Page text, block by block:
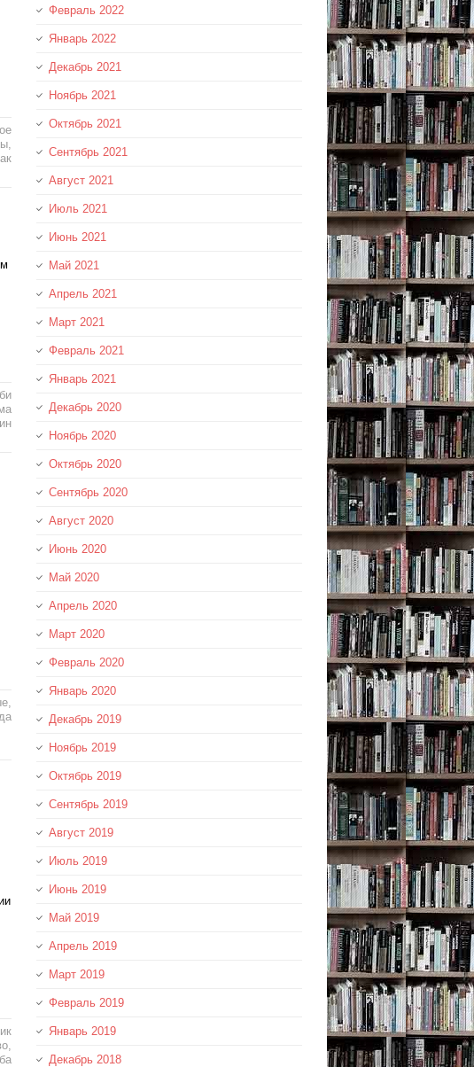
,
,
,
Февраль 2022
Январь 2022
Декабрь 2021
Ноябрь 2021
Октябрь 2021
Сентябрь 2021
Август 2021
Июль 2021
Июнь 2021
Май 2021
Апрель 2021
Март 2021
Февраль 2021
Январь 2021
Декабрь 2020
Ноябрь 2020
Октябрь 2020
Сентябрь 2020
Август 2020
Июнь 2020
Май 2020
Апрель 2020
Март 2020
Февраль 2020
Январь 2020
Декабрь 2019
Ноябрь 2019
Октябрь 2019
Сентябрь 2019
Август 2019
Июль 2019
Июнь 2019
Май 2019
Апрель 2019
Март 2019
Февраль 2019
Январь 2019
Декабрь 2018